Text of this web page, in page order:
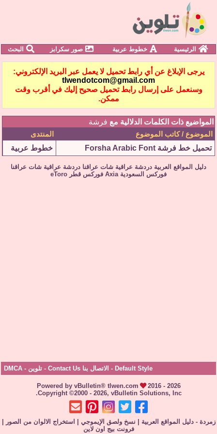
الرئيسية خطوط عربية صور سكرابز البحث
يرجى الإبلاغ عن أي رابط تحميل لا يعمل عبر البريد الإلكتروني:
tlwendotcom@gmail.com
وسنعمل على إرسال رابط تحميل صحيح إليك في أقرب وقت
ممكن.
المواضيع ذات الكلمات الدلالية مع فرشة
الموضوع / كاتب الموضوع المنتدى
تحميل خط فرشة Forsha Arabic Font خطوط عربية
دليل المواقع العربية دردشة عراقية شات عراقنا دردشة عراقية شات عراقنا
فوركس السعودية Axia فوركس قطر eToro
Default Style
- الاتصال بنا Contact Us - تلوين -
DMCA
Powered by vBulletin® tlwen.com
2016 - 2026
Copyright ©2000 - 2026, vBulletin Solutions, Inc.
زمردة - دليل المواقع العربية نسخ ولصق الإيموجي استخراج الالوان من الصور
فرونت بيج اون لاين